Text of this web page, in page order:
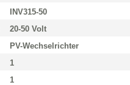
INV315-50
20-50 Volt
PV-Wechselrichter
1
1